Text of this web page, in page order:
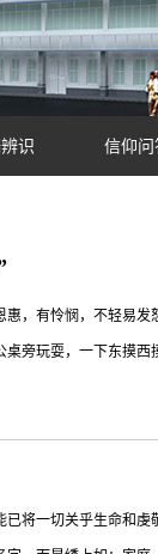
识 信仰问
，有怜悯，不轻易发
旁玩耍，一下东摸
上抽屉，因夹到手指
需要的，不也就是这
将一切关乎生命和虔